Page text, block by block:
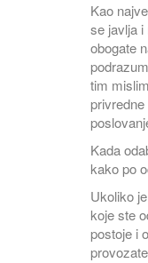
Kao
se javlja
obogate
tim
Kada
kako po
Ukoliko
koje ste
postoje i